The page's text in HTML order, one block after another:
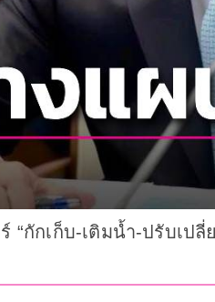
“กักเก็บ-เติมน้ำ-ปรับเป